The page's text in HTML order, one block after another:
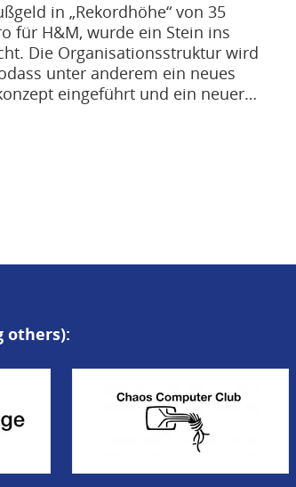
in „Rekordhöhe“ von 35
für H&M, wurde ein Stein ins
Die Organisationsstruktur wird
unter anderem ein neues
eingeführt und ein neuer…
others):